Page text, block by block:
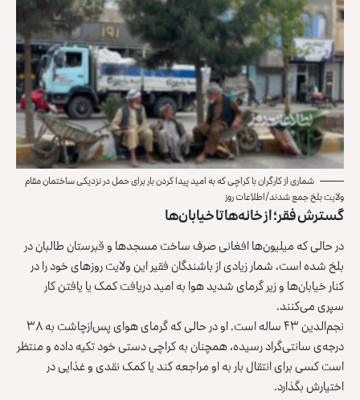
شماری از کارگران با کراچی که به امید پیدا کردن بار برای حمل در نزدیکی ساختمان مقام
ولایت بلخ جمع شدند/اطلاعات روز
گسترش فقر؛ از خانه‌ها تا خیابان‌ها
در حالی که میلیون‌ها افغانی صرف ساخت مسجدها و قبرستان طالبان در
بلخ شده است، شمار زیادی از باشندگان فقیر این ولایت روزهای خود را در
کنار خیابان‌ها و زیر گرمای شدید هوا به امید دریافت کمک یا یافتن کار
سپری می‌کنند.
نجم‌الدین ۴۳ ساله است. او در حالی که گرمای هوای پس‌ازچاشت به ۳۸
درجه‌ی سانتی‌‌گراد رسیده، همچنان به کراچی دستی خود تکیه داده و منتظر
است کسی برای انتقال بار به او مراجعه کند یا کمک نقدی و غذایی در
اختیارش بگذارد.